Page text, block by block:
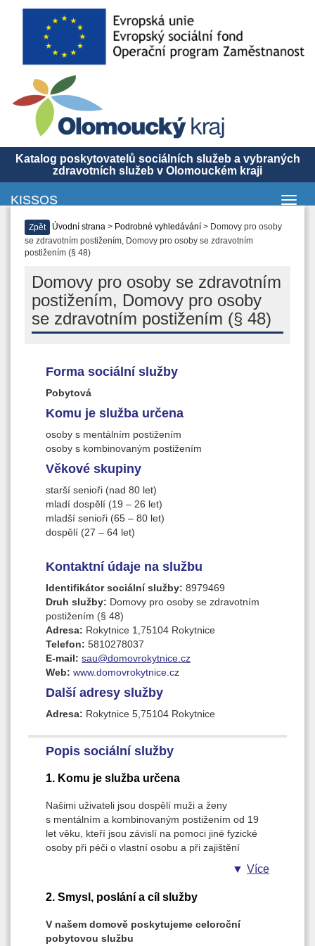
Katalog poskytovatelů sociálních služeb a vybraných
zdravotních služeb v Olomouckém kraji
KISSOS
Zpět Úvodní strana > Podrobné vyhledávání > Domovy pro osoby
se zdravotním postižením, Domovy pro osoby se zdravotním
postižením (§ 48)
Domovy pro osoby se zdravotním
postižením, Domovy pro osoby
se zdravotním postižením (§ 48)
Forma sociální služby
Pobytová
Komu je služba určena
osoby s mentálním postižením
osoby s kombinovaným postižením
Věkové skupiny
starší senioři (nad 80 let)
mladí dospělí (19 – 26 let)
mladší senioři (65 – 80 let)
dospělí (27 – 64 let)
Kontaktní údaje na službu
Identifikátor sociální služby: 8979469
Druh služby: Domovy pro osoby se zdravotním
postižením (§ 48)
Adresa: Rokytnice 1,75104 Rokytnice
Telefon: 5810278037
E-mail: sau@domovrokytnice.cz
Web: www.domovrokytnice.cz
Další adresy služby
Adresa: Rokytnice 5,75104 Rokytnice
Popis sociální služby
1. Komu je služba určena
Našimi uživateli jsou dospělí muži a ženy
s mentálním a kombinovaným postižením od 19
let věku, kteří jsou závislí na pomoci jiné fyzické
osoby při péči o vlastní osobu a při zajištění
Více
2. Smysl, poslání a cíl služby
V našem domově poskytujeme celoroční
pobytovou službu